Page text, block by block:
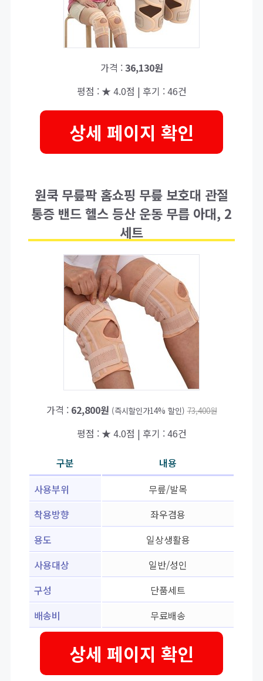
가격 :36,130원
평점 : ★ 4.0점 | 후기 : 46건
상세 페이지 확인
원쿡 무릎팍 홈쇼핑 무릎 보호대 관절
통증 밴드 헬스 등산 운동 무릅 아대, 2
세트
가격 : 62,800원 (즉시할인가14% 할인) 73,400원
평점 : ★ 4.0점 | 후기 : 46건
구분
내용
사용부위
무릎/발목
착용방향
좌우겸용
용도
일상생활용
사용대상
일반/성인
구성
단품세트
배송비
무료배송
상세 페이지 확인